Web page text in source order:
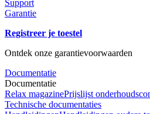
Support
Garantie
Registreer je toestel
Ontdek onze garantievoorwaarden
Documentatie
Documentatie
Relax magazinePrijslijst
Technische documentaties